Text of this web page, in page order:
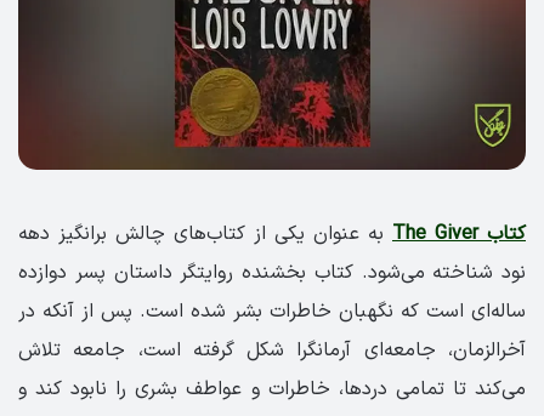
کتاب The Giver
به عنوان یکی از کتاب‌های چالش برانگیز دهه
نود شناخته‌ می‌شود. کتاب بخشنده روایتگر داستان پسر دوازده
ساله‌ای است که نگهبان خاطرات بشر شده است. پس از آنکه در
آخرالزمان، جامعه‌ای آرمانگرا شکل گرفته است، جامعه تلاش
می‌کند تا تمامی دردها، خاطرات و عواطف بشری را نابود کند و